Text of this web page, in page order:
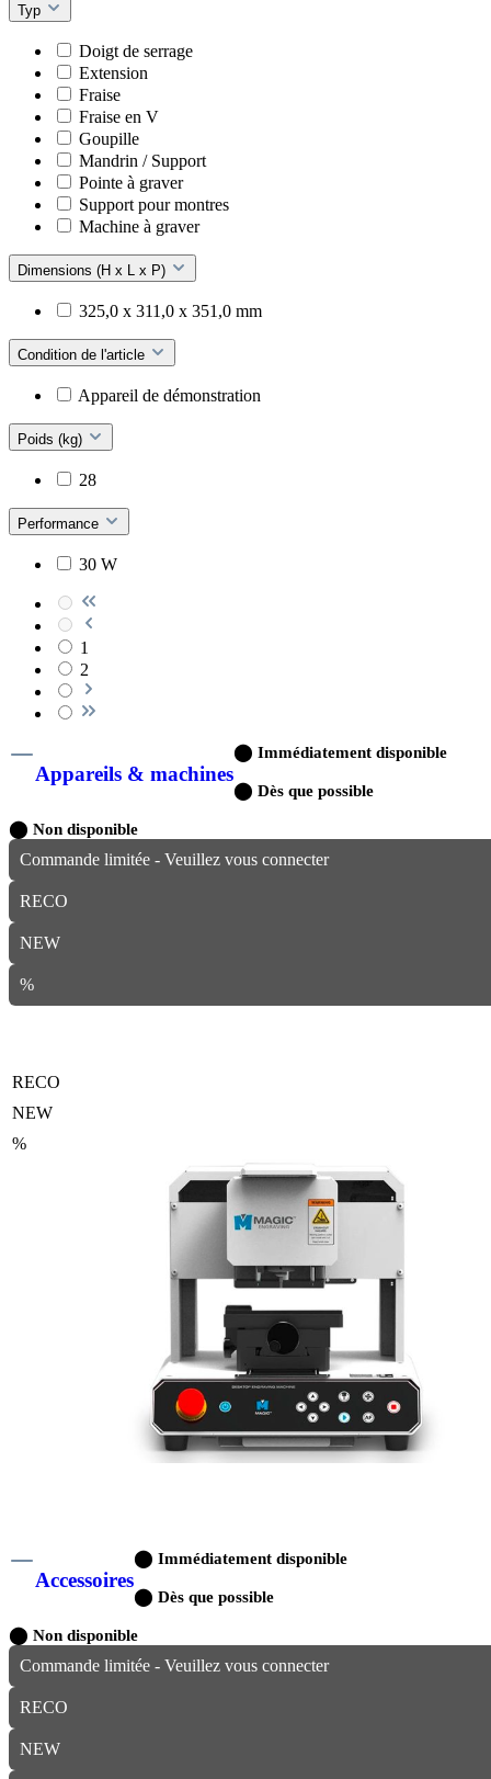
Typ
Doigt de serrage
Extension
Fraise
Fraise en V
Goupille
Mandrin / Support
Pointe à graver
Support pour montres
Machine à graver
Dimensions (H x L x P)
325,0 x 311,0 x 351,0 mm
Condition de l'article
Appareil de démonstration
Poids (kg)
28
Performance
30 W
1
2
Appareils & machines
⬤ Immédiatement disponible
⬤ Dès que possible
⬤ Non disponible
Commande limitée - Veuillez vous connecter
RECO
NEW
%
RECO
NEW
%
Accessoires
⬤ Immédiatement disponible
⬤ Dès que possible
⬤ Non disponible
Commande limitée - Veuillez vous connecter
RECO
NEW